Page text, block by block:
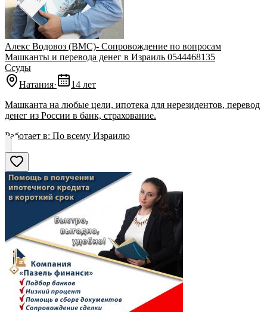
Алекс Водовоз (BМС)- Cопровождение по вопрoсам
Машканты и перевода денег в Израиль 0544468135
Ссуды
Натания·
14 лет
Машканта на любые цели, ипотека для нерезидентов, перевод
денег из России в банк, страхование.
Работает в: По всему Израилю